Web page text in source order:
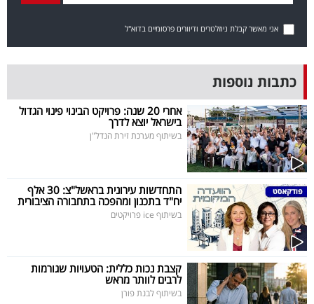
דרושים
מייל
אדום
פרסמו
באייס
עקבו
אחרינו:
אני מאשר קבלת ניוזלטרים ודיוורים פרסומיים בדוא"ל
כתבות נוספות
אחרי 20 שנה: פרויקט הבינוי פינוי הגדול
בישראל יוצא לדרך
בשיתוף מערכת זירת הנדל"ן
התחדשות עירונית בראשל"צ: 30 אלף
יח"ד בתכנון ומהפכה בתחבורה הציבורית
בשיתוף ice פרויקטים
קצבת נכות כללית: הטעויות שגורמות
לרבים לוותר מראש
בשיתוף לבנת פורן